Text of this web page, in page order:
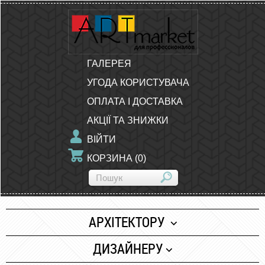
ГАЛЕРЕЯ
УГОДА КОРИСТУВАЧА
ОПЛАТА І ДОСТАВКА
АКЦІЇ ТА ЗНИЖКИ
ВІЙТИ
КОРЗИНА (0)
АРХІТЕКТОРУ
Папір
ДИЗАЙНЕРУ